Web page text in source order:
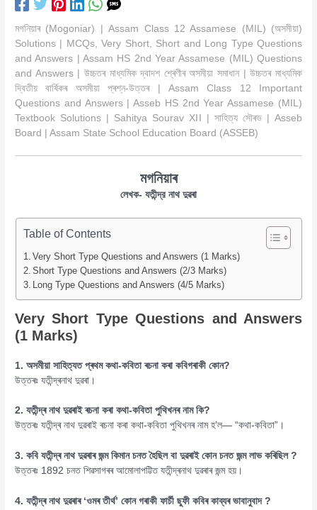
মগনিয়াৰ (Mogoniar) | Assam Class 12 Assamese (MIL) (অসমীয়া)
Solutions | MCQs, Very Short, Short and Long Type Questions
and Answers | Assam HS 2nd Year Assamese (MIL) Questions
and Answers | উচ্চতৰ মাধ্যমিক দ্বাদশ শ্ৰেণীৰ অসমীয়া সমাধান | উচ্চতৰ মাধ্যমিক
দ্বিতীয় বাৰ্ষিকৰ অসমীয়া প্ৰশ্ন-উত্তৰ | Assam Class 12 Important
Questions and Answers | Asseb HS 2nd Year Assamese (MIL)
Textbook Solutions | Sahitya Sourav XII | সাহিত্য সৌৰভ | Asseb
Board | Assam State School Education Board (ASSEB)
মগনিয়াৰ
লেখক- যতীন্দ্র নাথ দুৱৰা
Table of Contents
Very Short Type Questions and Answers (1 Marks)
Short Type Questions and Answers (2/3 Marks)
Long Type Questions and Answers (4/5 Marks)
Very Short Type Questions and Answers
(1 Marks)
1. অসমীয়া সাহিত্যত প্ৰথম কথা-কবিতা ৰচনা কৰা কবিগৰাকী কোন?
উত্তৰঃ যতীন্দ্ৰনাথ দুৱৰা।
2. যতীন্দ্ৰ নাথ দুৱৰাই ৰচনা কৰা কথা-কবিতা পুথিখনৰ নাম কি?
উত্তৰঃ যতীন্দ্ৰ নাথ দুৱৰাই ৰচনা কৰা কথা-কবিতা পুথিখনৰ নাম হ’ল— “কথা-কবিতা”।
3. কবি যতীন্দ্ৰ নাথ দুৱৰাৰ জন্ম কিমান চনত হৈছিল বা দুৱৰাই কোন চনত জন্ম লাভ কৰিছিল ?
উত্তৰঃ 1892 চনত শিৱসাগৰৰ আমোলাপট্টিত যতীন্দ্ৰনাথ দুৱৰাৰ জন্ম হয়।
4. যতীন্দ্ৰ নাথ দুৱৰাৰ ‘ওমৰ তীৰ্থ’ কোন গৰাকী ফাৰ্চী ছুফী কবিৰ কাব্যৰ ভাবানুবাদ ?